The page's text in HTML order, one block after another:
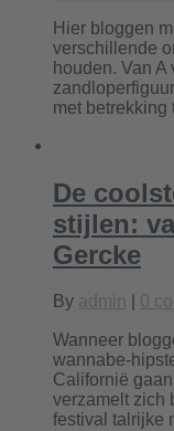
Hier bloggen
verschillende
houden. Van
met betrekking
De
stijlen:
Gercke
By admin 0
Wanneer
wannabe-
Californië
verzamelt zich
festival talrijke